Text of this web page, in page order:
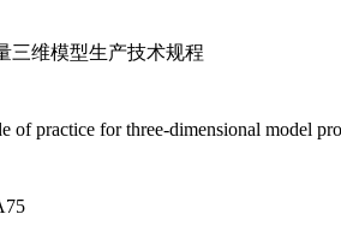
三维模型生产技术规程
practice for three-dimensional model